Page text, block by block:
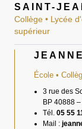
SAINT-
Collège • Lycée
supérieur
École •
3 rue des
BP 40888
Tél. 05 55
Mail :